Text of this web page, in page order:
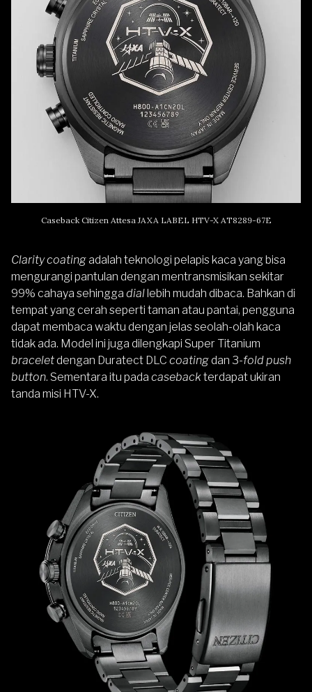
Caseback Citizen Attesa JAXA LABEL HTV-X AT8289-67E
Clarity coatingadalah teknologi pelapis kaca yang bisa
mengurangi pantulan dengan mentransmisikan sekitar
99% cahaya sehingga diallebih mudah dibaca. Bahkan di
tempat yang cerah seperti taman atau pantai, pengguna
dapat membaca waktu dengan jelas seolah-olah kaca
tidak ada. Model ini juga dilengkapi Super Titanium
braceletdengan Duratect DLC coatingdan 3-fold push
button. Sementara itu pada casebackterdapat ukiran
tanda misi HTV-X.